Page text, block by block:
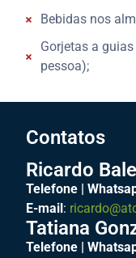
Bebidas nos
Gorjetas a
pessoa);
Contatos
Ricardo
Telefone |
E-mail:
Tatiana
Telefone |